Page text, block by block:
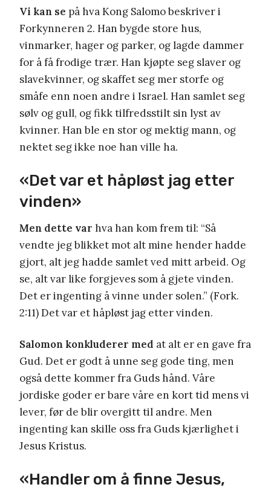
Vi kan se på hva Kong Salomo beskriver i
Forkynneren 2. Han bygde store hus,
vinmarker, hager og parker, og lagde dammer
for å få frodige trær. Han kjøpte seg slaver og
slavekvinner, og skaffet seg mer storfe og
småfe enn noen andre i Israel. Han samlet seg
sølv og gull, og fikk tilfredsstilt sin lyst av
kvinner. Han ble en stor og mektig mann, og
nektet seg ikke noe han ville ha.
«Det var et håpløst jag etter
vinden»
Men dette var hva han kom frem til: “Så
vendte jeg blikket mot alt mine hender hadde
gjort, alt jeg hadde samlet ved mitt arbeid. Og
se, alt var like forgjeves som å gjete vinden.
Det er ingenting å vinne under solen.” (Fork.
2:11) Det var et håpløst jag etter vinden.
Salomon konkluderer med at alt er en gave fra
Gud. Det er godt å unne seg gode ting, men
også dette kommer fra Guds hånd. Våre
jordiske goder er bare våre en kort tid mens vi
lever, før de blir overgitt til andre. Men
ingenting kan skille oss fra Guds kjærlighet i
Jesus Kristus.
«Handler om å finne Jesus,